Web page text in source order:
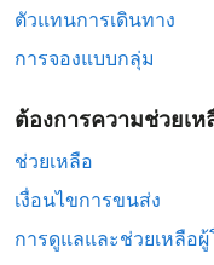
ตัวแทนการเดินทาง
การจองแบบกลุ่ม
ต้องการความช่วยเห
ช่วยเหลือ
เงื่อนไขการขนส่ง
การดูแลและช่วยเหลือ